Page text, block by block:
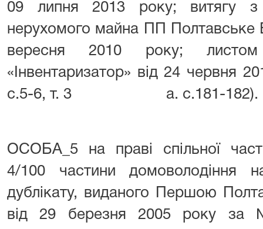
09 липня 2013 року; витягу з
нерухомого майна ПП Полтавське
вересня 2010 року;
«Інвентаризатор» від 24 червня
с.5-6, т. 3 а. с.181-182).
ОСОБА_5 на праві спільної
4/100 частини домоволодіння
дублікату, виданого Першою
від 29 березня 2005 року за